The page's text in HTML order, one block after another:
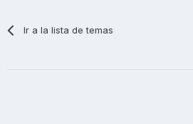
Ir a la lista de temas